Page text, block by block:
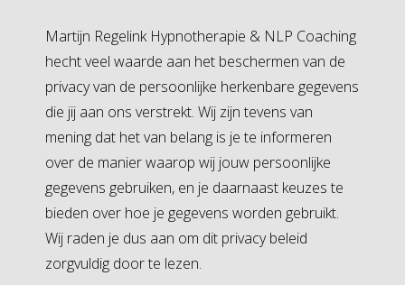
Martijn Regelink Hypnotherapie & NLP Coaching
hecht veel waarde aan het beschermen van de
privacy van de persoonlijke herkenbare gegevens
die jij aan ons verstrekt. Wij zijn tevens van
mening dat het van belang is je te informeren
over de manier waarop wij jouw persoonlijke
gegevens gebruiken, en je daarnaast keuzes te
bieden over hoe je gegevens worden gebruikt.
Wij raden je dus aan om dit privacy beleid
zorgvuldig door te lezen.